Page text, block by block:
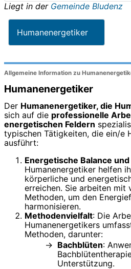
Liegt in der Gemeinde Bludenz
Humanenergetiker
Allgemeine Information zu
Humanenergetiker
Der Humanenergetiker, die
sich auf die professionelle
energetischen Feldern
typischen Tätigkeiten, die ein/e
ausführt:
Energetische Balance
Humanenergetiker helfen
körperliche und
erreichen. Sie arbeiten mit
Methoden, um den
harmonisieren.
Methodenvielfalt: Die
Humanenergetikers
Methoden, darunter:
Bachblüten:
Unterstützung.